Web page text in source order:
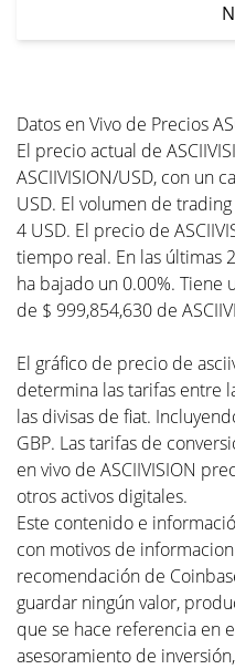
Datos en Vivo de Precios
El precio actual de
ASCIIVISION/USD, con un
USD. El volumen de
4 USD. El precio de
tiempo real. En las últimas
ha bajado un 0.00%.
de $ 999,854,630 de
El gráfico de precio de
determina las tarifas entre
las divisas de fiat.
GBP. Las tarifas de
en vivo de ASCIIVISION
otros activos digitales.
Este contenido e
con motivos de
recomendación de
guardar ningún valor,
que se hace referencia en
asesoramiento de